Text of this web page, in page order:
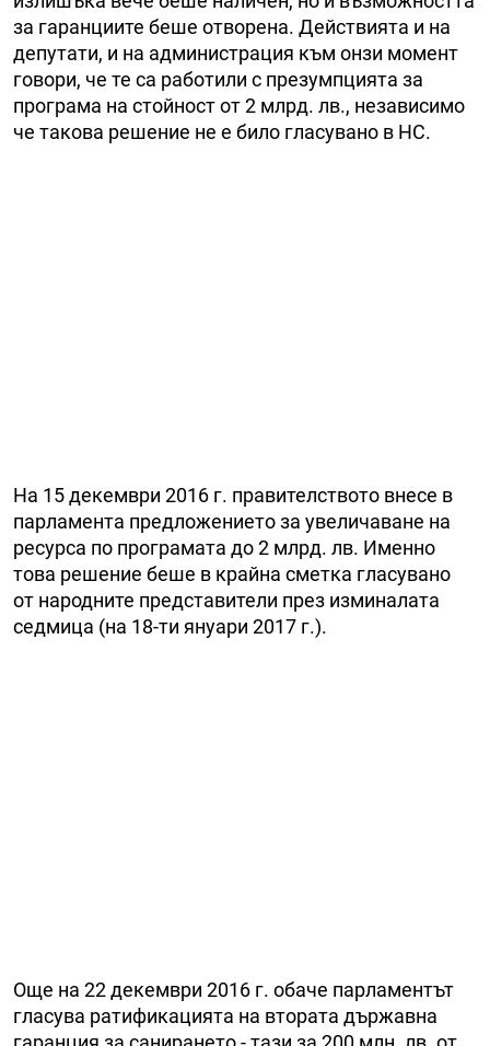
за гаранциите беше отворена. Действията и на
депутати, и на администрация към онзи момент
говори, че те са работили с презумпцията за
програма на стойност от 2 млрд. лв., независимо
че такова решение не е било гласувано в НС.
На 15 декември 2016 г. правителството внесе в
парламента предложението за увеличаване на
ресурса по програмата до 2 млрд. лв. Именно
това решение беше в крайна сметка гласувано
от народните представители през изминалата
седмица (на 18-ти януари 2017 г.).
Още на 22 декември 2016 г. обаче парламентът
гласува ратификацията на втората държавна